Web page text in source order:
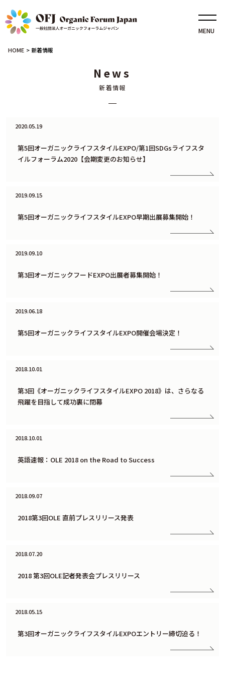
MENU
HOME > 新着情報
News
新着情報
2020.05.19
第5回オーガニックライフスタイルEXPO/第1回SDGsライフスタ
イルフォーラム2020【会期変更のお知らせ】
2019.09.15
第5回オーガニックライフスタイルEXPO早期出展募集開始！
2019.09.10
第3回オーガニックフードEXPO出展者募集開始！
2019.06.18
第5回オーガニックライフスタイルEXPO開催会場決定！
2018.10.01
第3回《オーガニックライフスタイルEXPO 2018》は、さらなる
飛躍を目指して成功裏に閉幕
2018.10.01
英語速報：OLE 2018 on the Road to Success
2018.09.07
2018第3回OLE 直前プレスリリース発表
2018.07.20
2018 第3回OLE記者発表会プレスリリース
2018.05.15
第3回オーガニックライフスタイルEXPOエントリー締切迫る！